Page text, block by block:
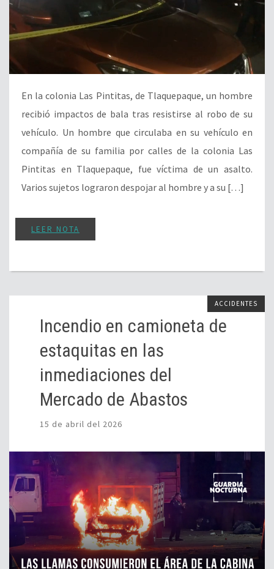
En la colonia Las Pintitas, de Tlaquepaque, un hombre
recibió impactos de bala tras resistirse al robo de su
vehículo. Un hombre que circulaba en su vehículo en
compañía de su familia por calles de la colonia Las
Pintitas en Tlaquepaque, fue víctima de un asalto.
Varios sujetos lograron despojar al hombre y a su […]
LEER NOTA
ACCIDENTES
Incendio en camioneta de
estaquitas en las
inmediaciones del
Mercado de Abastos
15 de abril del 2026